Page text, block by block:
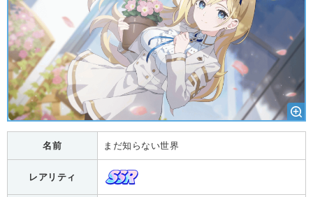
名前 まだ知らない世界
レアリティ